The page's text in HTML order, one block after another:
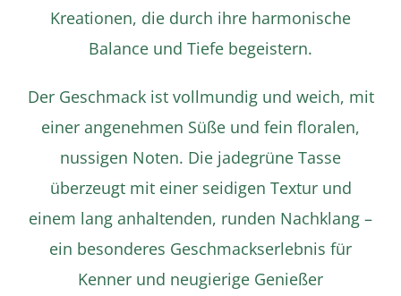
Kreationen, die durch ihre harmonische
Balance und Tiefe begeistern.
Der Geschmack ist vollmundig und weich, mit
einer angenehmen Süße und fein floralen,
nussigen Noten. Die jadegrüne Tasse
überzeugt mit einer seidigen Textur und
einem lang anhaltenden, runden Nachklang –
ein besonderes Geschmackserlebnis für
Kenner und neugierige Genießer